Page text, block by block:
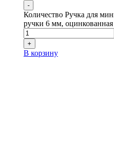
-
Количество Ручка для
ручки 6 мм,
+
В корзину